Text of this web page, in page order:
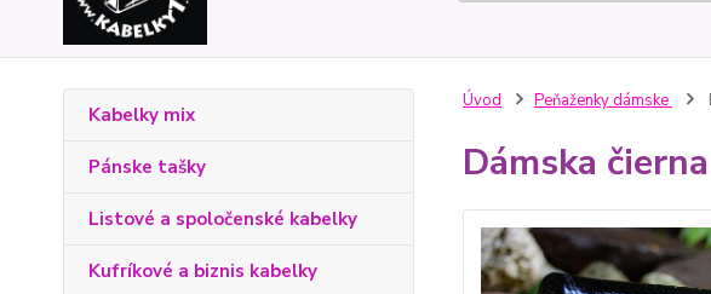
Kabelky mix
Pánske tašky
Listové a spoločenské kabelky
Kufríkové a biznis kabelky
Úvod Peňaženky dámske
Dámska